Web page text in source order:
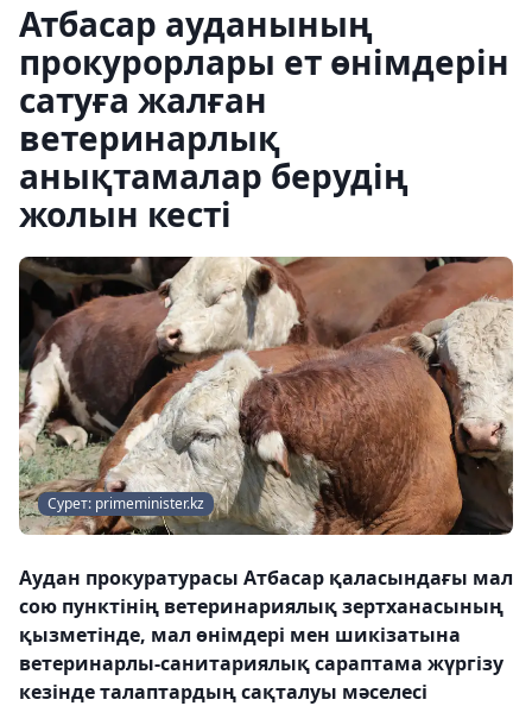
Атбасар ауданының
прокурорлары ет өнімдерін
сатуға жалған
ветеринарлық
анықтамалар берудің
жолын кесті
Сурет: primeminister.kz
Аудан прокуратурасы Атбасар қаласындағы мал
сою пунктінің ветеринариялық зертханасының
қызметінде, мал өнімдері мен шикізатына
ветеринарлы-санитариялық сараптама жүргізу
кезінде талаптардың сақталуы мәселесі